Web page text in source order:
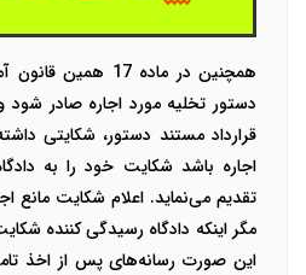
همچنین در ماده
دستور تخلیه مورد اجاره صادر
قرارداد مستند دستور، شکایتی
اجاره باشد شکایت خود را به
تقدیم می‌نماید. اعلام شکایت مانع
مگر اینکه‌ دادگاه رسیدگی کننده
این صورت رسانه‌های پس از اخذ